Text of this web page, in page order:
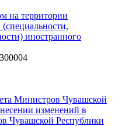
на территории
иностранного
Министров Чувашской
изменений в
Чувашской Республики